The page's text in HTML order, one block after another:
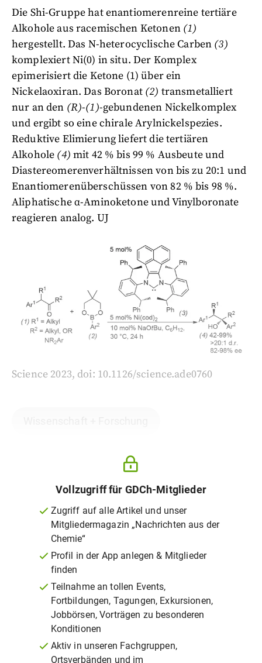
Die Shi-Gruppe hat enantiomerenreine tertiäre
Alkohole aus racemischen Ketonen (1)
hergestellt. Das N-heterocyclische Carben (3)
komplexiert Ni(0) in situ. Der Komplex
epimerisiert die Ketone (1) über ein
Nickelaoxiran. Das Boronat (2) transmetalliert
nur an den (R)-(1)-gebundenen Nickelkomplex
und ergibt so eine chirale Arylnickelspezies.
Reduktive Elimierung liefert die tertiären
Alkohole (4) mit 42 % bis 99 % Ausbeute und
Diastereomerenverhältnissen von bis zu 20:1 und
Enantiomerenüberschüssen von 82 % bis 98 %.
Aliphatische α-Aminoketone und Vinylboronate
reagieren analog. UJ
Science 2023, doi: 10.1126/science.ade0760
Vollzugriff für GDCh-Mitglieder
Zugriff auf alle Artikel und unser
Mitgliedermagazin „Nachrichten aus der
Chemie“
Profil in der App anlegen & Mitglieder
finden
Teilnahme an tollen Events,
Fortbildungen, Tagungen, Exkursionen,
Jobbörsen, Vorträgen zu besonderen
Konditionen
Aktiv in unseren Fachgruppen,
Ortsverbänden und im